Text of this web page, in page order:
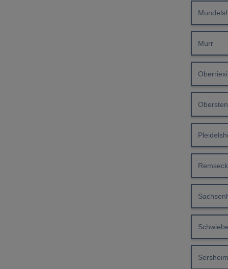
Murr
Sersheim